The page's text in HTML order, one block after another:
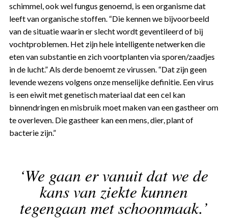
schimmel, ook wel fungus genoemd, is een organisme dat
leeft van organische stoffen. “Die kennen we bijvoorbeeld
van de situatie waarin er slecht wordt geventileerd of bij
vochtproblemen. Het zijn hele intelligente netwerken die
eten van substantie en zich voortplanten via sporen/zaadjes
in de lucht.” Als derde benoemt ze virussen. “Dat zijn geen
levende wezens volgens onze menselijke definitie. Een virus
is een eiwit met genetisch materiaal dat een cel kan
binnendringen en misbruik moet maken van een gastheer om
te overleven. Die gastheer kan een mens, dier, plant of
bacterie zijn.”
‘We gaan er vanuit dat we de
kans van ziekte kunnen
tegengaan met schoonmaak.’